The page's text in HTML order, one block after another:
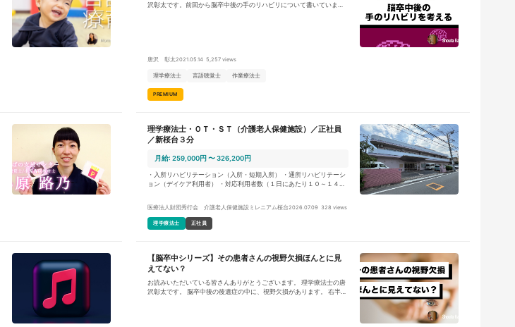
沢彰太です。前回から脳卒中後の手のリハビリについて書いていま
唐沢 彰太2021.05.14 5,257 views
理学療法士 言語聴覚士 作業療法士
PREMIUM
理学療法士・ＯＴ・ＳＴ（介護老人保健施設）／正社員
／新桜台３分
月給: 259,000円 〜 326,200円
・入所リハビリテーション（入所・短期入所） ・通所リハビリテーシ
ョン（デイケア利用者） ・対応利用者数（１日にあたり１０～１４
担当制ではなくリハビリテーション科全体で利用者様の対応を実施 ・
書類業務や訪問業務（家屋調査や担当者会議等）を段階的に担当して
いただきます ・３ヶ月の試用期間・研修期間を得て、進捗に応じ業務
医療法人財団秀行会 介護老人保健施設ミレニアム桜台2026.07.09 328 views
理学療法士 正社員
【脳卒中シリーズ】その患者さんの視野欠損ほんとに見
えてない？
お読みいただいている皆さんありがとうございます。 理学療法士の唐
沢彰太です。 脳卒中後の後遺症の中に、視野欠損があります。 右半球